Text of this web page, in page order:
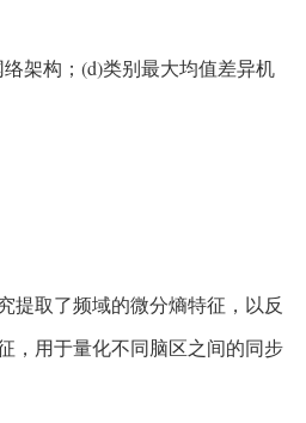
架构；(d)类别最大均值差异机
提取了频域的微分熵特征，以反
，用于量化不同脑区之间的同步